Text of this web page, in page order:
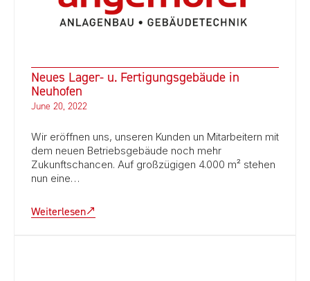
Neues Lager- u. Fertigungsgebäude in
Neuhofen
June 20, 2022
Wir eröffnen uns, unseren Kunden un Mitarbeitern mit
dem neuen Betriebsgebäude noch mehr
Zukunftschancen. Auf großzügigen 4.000 m² stehen
nun eine…
Weiterlesen